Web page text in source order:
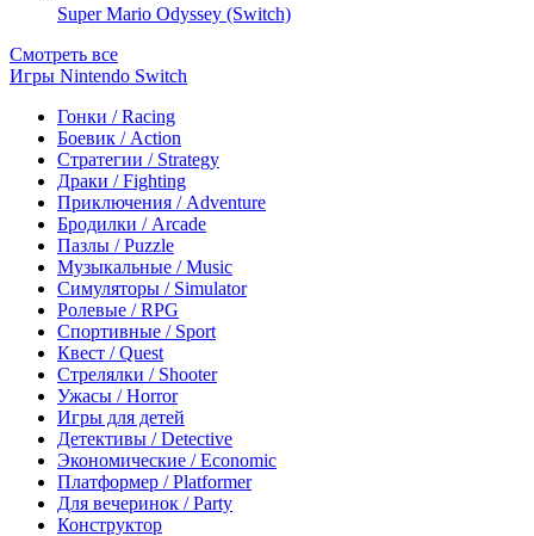
Super Mario Odyssey (Switch)
Смотреть все
Игры Nintendo Switch
Гонки / Racing
Боевик / Action
Стратегии / Strategy
Драки / Fighting
Приключения / Adventure
Бродилки / Arcade
Пазлы / Puzzle
Музыкальные / Music
Симуляторы / Simulator
Ролевые / RPG
Спортивные / Sport
Квест / Quest
Стрелялки / Shooter
Ужасы / Horror
Игры для детей
Детективы / Detective
Экономические / Economic
Платформер / Platformer
Для вечеринок / Party
Конструктор